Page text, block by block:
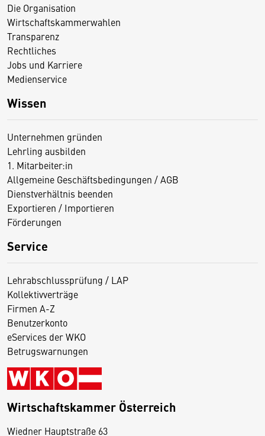
Die Organisation
Wirtschaftskammerwahlen
Transparenz
Rechtliches
Jobs und Karriere
Medienservice
Wissen
Unternehmen gründen
Lehrling ausbilden
1. Mitarbeiter:in
Allgemeine Geschäftsbedingungen / AGB
Dienstverhältnis beenden
Exportieren / Importieren
Förderungen
Service
Lehrabschlussprüfung / LAP
Kollektivverträge
Firmen A-Z
Benutzerkonto
eServices der WKO
Betrugswarnungen
Wirtschaftskammer Österreich
Wiedner Hauptstraße 63